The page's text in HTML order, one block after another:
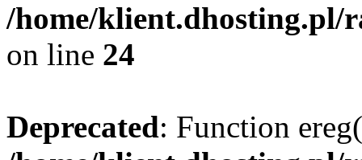
/home/klient.dhosting.pl/
on line 24
Deprecated: Function